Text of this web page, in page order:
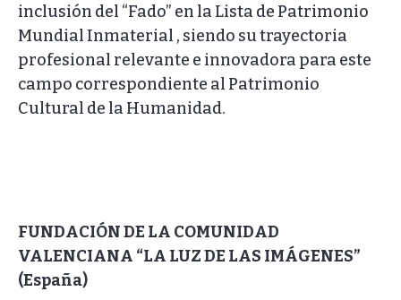
inclusión del “Fado” en la Lista de Patrimonio
Mundial Inmaterial , siendo su trayectoria
profesional relevante e innovadora para este
campo correspondiente al Patrimonio
Cultural de la Humanidad.
FUNDACIÓN DE LA COMUNIDAD
VALENCIANA “LA LUZ DE LAS IMÁGENES”
(España)